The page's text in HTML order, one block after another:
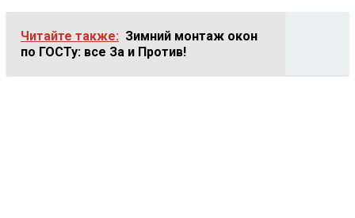
Читайте также: Зимний монтаж окон
по ГОСТу: все За и Против!